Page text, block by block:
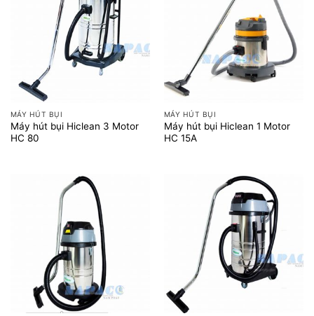
MÁY HÚT BỤI
Máy hút bụi Hiclean 3 Motor
HC 80
MÁY HÚT BỤI
Máy hút bụi Hiclean 1 Motor
HC 15A